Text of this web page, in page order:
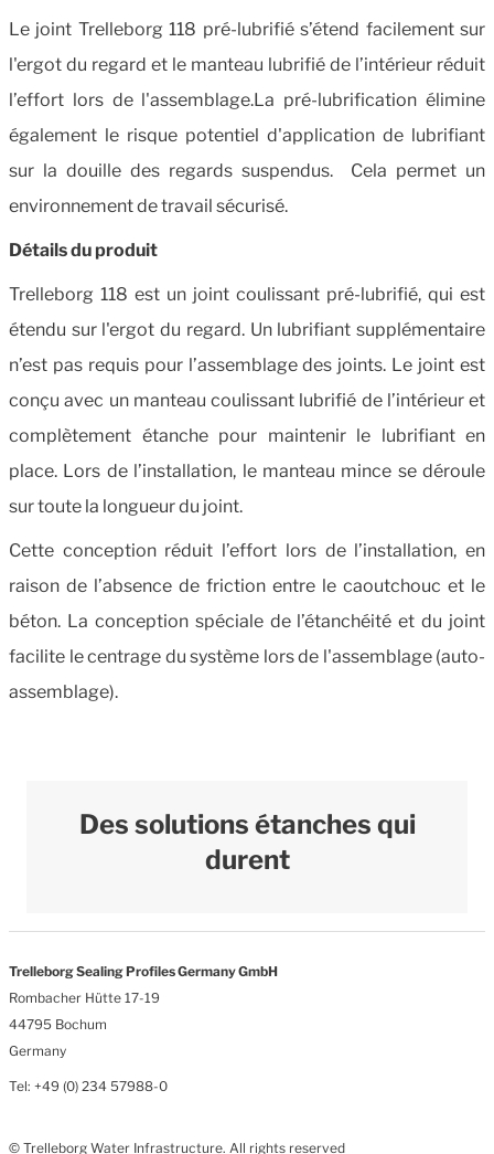
Le joint Trelleborg 118 pré-lubrifié s’étend facilement sur
l'ergot du regard et le manteau lubrifié de l’intérieur réduit
l’effort lors de l'assemblage.La pré-lubrification élimine
également le risque potentiel d'application de lubrifiant
sur la douille des regards suspendus. Cela permet un
environnement de travail sécurisé.
Détails du produit
Trelleborg 118 est un joint coulissant pré-lubrifié, qui est
étendu sur l'ergot du regard. Un lubrifiant supplémentaire
n’est pas requis pour l’assemblage des joints. Le joint est
conçu avec un manteau coulissant lubrifié de l’intérieur et
complètement étanche pour maintenir le lubrifiant en
place. Lors de l’installation, le manteau mince se déroule
sur toute la longueur du joint.
Cette conception réduit l’effort lors de l’installation, en
raison de l’absence de friction entre le caoutchouc et le
béton. La conception spéciale de l’étanchéité et du joint
facilite le centrage du système lors de l'assemblage (auto-
assemblage).
Des solutions étanches qui
durent
Trelleborg Sealing Profiles Germany GmbH
Rombacher Hütte 17-19
44795 Bochum
Germany
Tel: +49 (0) 234 57988-0
© Trelleborg Water Infrastructure. All rights reserved